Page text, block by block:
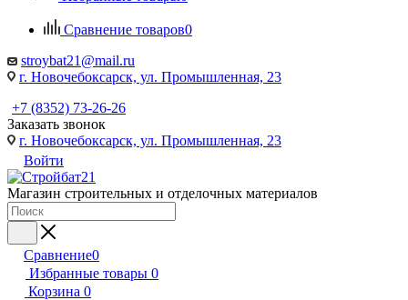
Сравнение товаров0
stroybat21@mail.ru
г. Новочебоксарск, ул. Промышленная, 23
+7 (8352) 73-26-26
Заказать звонок
г. Новочебоксарск, ул. Промышленная, 23
Войти
Магазин строительных и отделочных материалов
Сравнение0
Избранные товары 0
Корзина 0